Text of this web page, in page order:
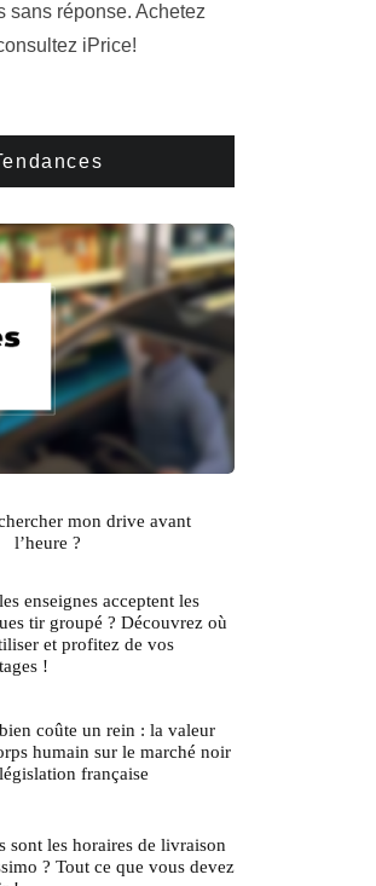
sans réponse. Achetez
iPrice!
mon drive avant
l’heure ?
enseignes acceptent les
tir groupé ? Découvrez où
et profitez de vos
!
coûte un rein : la valeur
humain sur le marché noir
française
sont les horaires de livraison
? Tout ce que vous devez